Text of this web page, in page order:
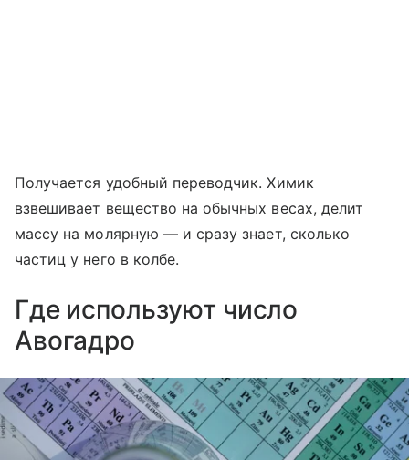
Получается удобный переводчик. Химик
взвешивает вещество на обычных весах, делит
массу на молярную — и сразу знает, сколько
частиц у него в колбе.
Где используют число
Авогадро